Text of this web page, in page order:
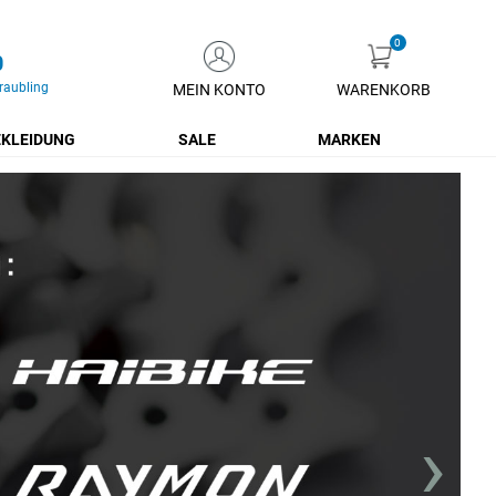
Inhalt
MEIN KONTO WARENKORB
SALE MARKEN
›